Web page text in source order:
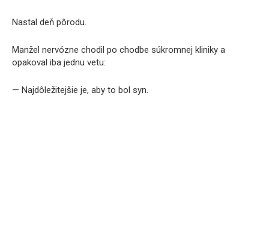
Nastal deň pôrodu.
Manžel nervózne chodil po chodbe súkromnej kliniky a
opakoval iba jednu vetu:
— Najdôležitejšie je, aby to bol syn.